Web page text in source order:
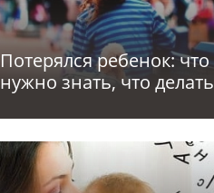
Потерялся ребенок: что
нужно знать, что делать